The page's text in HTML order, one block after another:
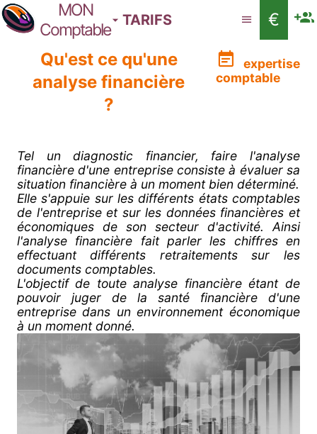
MON
Comptable
TARIFS
€
Qu'est ce qu'une
analyse financière
?
expertise
comptable
Tel un diagnostic financier, faire l'analyse
financière d'une entreprise consiste à évaluer sa
situation financière à un moment bien déterminé.
Elle s'appuie sur les différents états comptables
de l'entreprise et sur les données financières et
économiques de son secteur d'activité. Ainsi
l'analyse financière fait parler les chiffres en
effectuant différents retraitements sur les
documents comptables.
L'objectif de toute analyse financière étant de
pouvoir juger de la santé financière d'une
entreprise dans un environnement économique
à un moment donné.